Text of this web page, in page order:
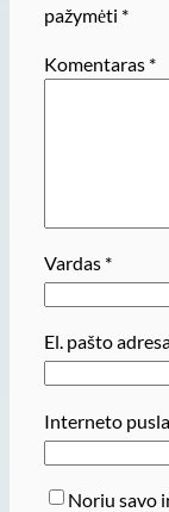
pažymėti *
Komentaras *
Vardas *
El. pašto
Interneto
Noriu savo